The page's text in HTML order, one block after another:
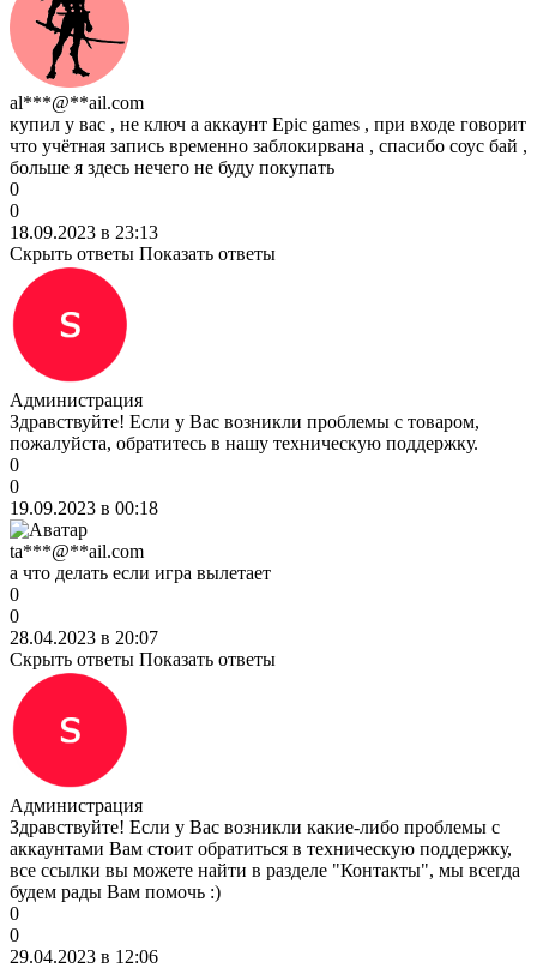
al***@**ail.com
купил у вас , не ключ а аккаунт Epic games , при входе говорит
что учётная запись временно заблокирвана , спасибо соус бай ,
больше я здесь нечего не буду покупать
0
0
18.09.2023 в 23:13
Скрыть ответы Показать ответы
Администрация
Здравствуйте! Если у Вас возникли проблемы с товаром,
пожалуйста, обратитесь в нашу техническую поддержку.
0
0
19.09.2023 в 00:18
ta***@**ail.com
а что делать если игра вылетает
0
0
28.04.2023 в 20:07
Скрыть ответы Показать ответы
Администрация
Здравствуйте! Если у Вас возникли какие-либо проблемы с
аккаунтами Вам стоит обратиться в техническую поддержку,
все ссылки вы можете найти в разделе "Контакты", мы всегда
будем рады Вам помочь :)
0
0
29.04.2023 в 12:06